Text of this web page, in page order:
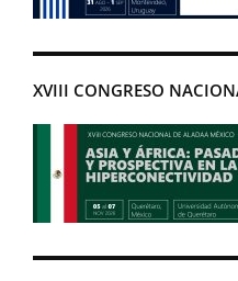
XVIII CONGRESO